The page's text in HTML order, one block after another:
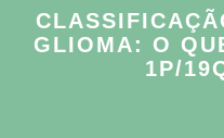
GLIOMA: O
1P/